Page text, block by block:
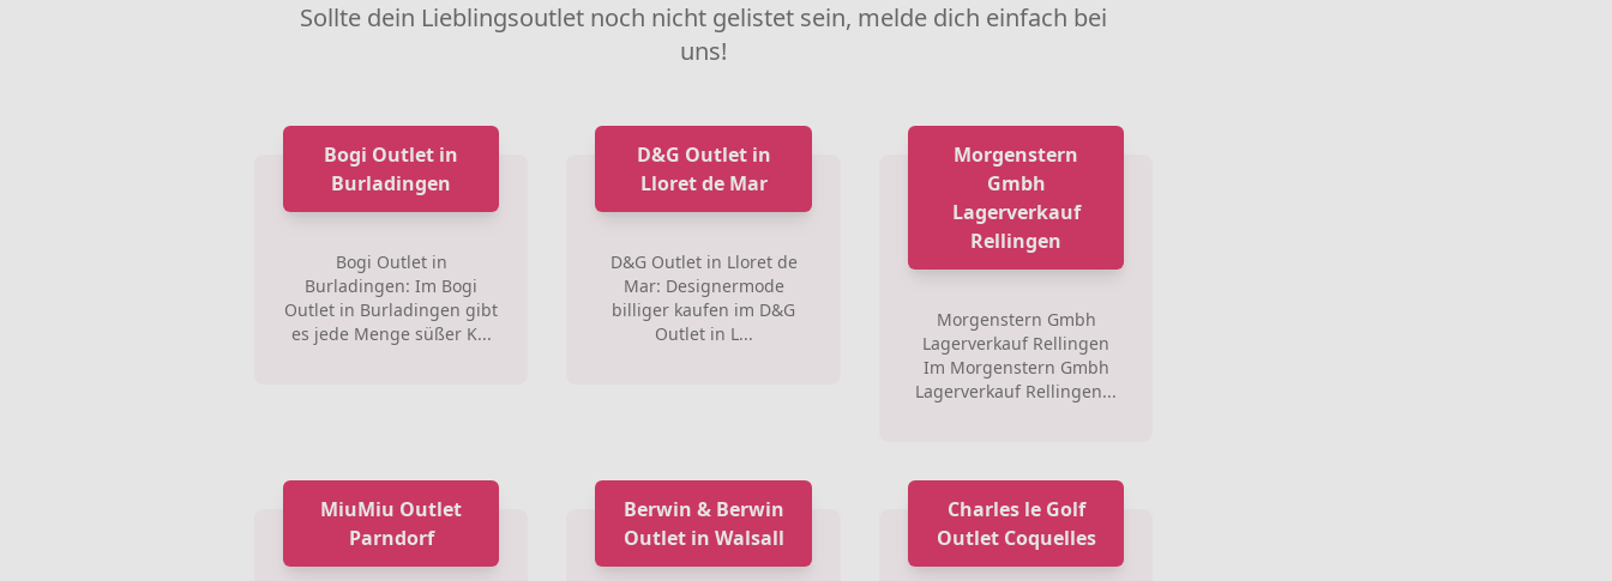
Sollte dein Lieblingsoutlet noch nicht gelistet sein, melde dich einfach bei
uns!
Bogi Outlet in
Burladingen
Bogi Outlet in
Burladingen: Im Bogi
Outlet in Burladingen gibt
es jede Menge süßer K...
D&G Outlet in
Lloret de Mar
D&G Outlet in Lloret de
Mar: Designermode
billiger kaufen im D&G
Outlet in L...
Morgenstern
Gmbh
Lagerverkauf
Rellingen
Morgenstern Gmbh
Lagerverkauf Rellingen
Im Morgenstern Gmbh
Lagerverkauf Rellingen...
MiuMiu Outlet
Parndorf
Berwin & Berwin
Outlet in Walsall
Charles le Golf
Outlet Coquelles